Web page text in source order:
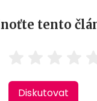
tento
Diskutovat